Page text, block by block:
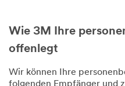
Wie 3M Ihre
offenlegt
Wir können Ihre